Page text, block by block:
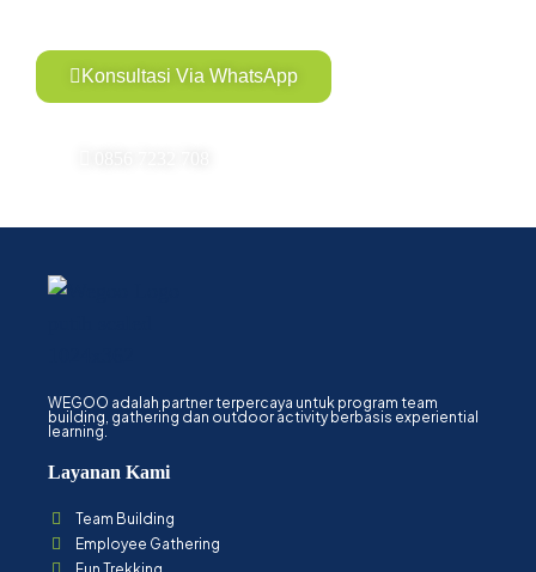
Konsultasi Via WhatsApp
WEGOO adalah partner terpercaya untuk program team
building, gathering dan outdoor activity berbasis experiential
learning.
Layanan Kami
Team Building
Employee Gathering
Fun Trekking